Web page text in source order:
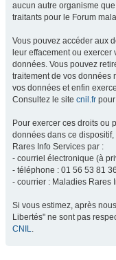
aucun autre organisme
traitants pour le Forum
Vous pouvez accéder aux
leur effacement ou
données. Vous pouvez
traitement de vos données
vos données et enfin
Consultez le site cnil.fr
Pour exercer ces droits ou
données dans ce
Rares Info Services par :
- courriel électronique (à
- téléphone : 01 56 53 81
- courrier : Maladies Rares
Si vous estimez, après
Libertés" ne sont pas
CNIL.